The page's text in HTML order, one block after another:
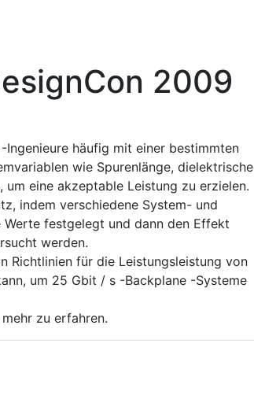
2009
häufig mit einer bestimmten
wie Spurenlänge, dielektrische
eine akzeptable Leistung zu erzielen.
indem verschiedene System- und
festgelegt und dann den Effekt
werden.
Richtlinien für die Leistungsleistung von
um 25 Gbit / s -Backplane -Systeme
zu erfahren.